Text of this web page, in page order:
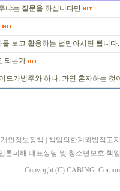
냐는 질문을 하십니다만
보고 활용하는 법만아시면 됩니다.
되는가
드카빙주와 하나, 과연 혼자하는 것
개인정보정책
책임의한계와법적고지
론피해 대표상담 및 청소년보호 책
Copyright (C) CABING